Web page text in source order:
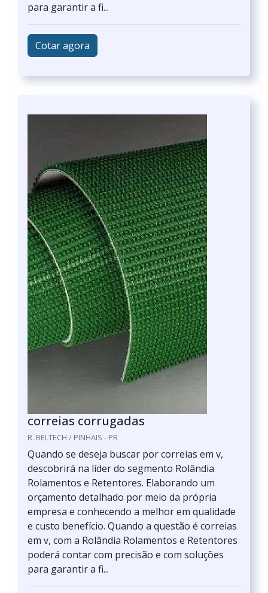
para garantir a fi...
Cotar agora
correias corrugadas
R. BELTECH / PINHAIS - PR
Quando se deseja buscar por correias em v,
descobrirá na líder do segmento Rolândia
Rolamentos e Retentores. Elaborando um
orçamento detalhado por meio da própria
empresa e conhecendo a melhor em qualidade
e custo benefício. Quando a questão é correias
em v, com a Rolândia Rolamentos e Retentores
poderá contar com precisão e com soluções
para garantir a fi...